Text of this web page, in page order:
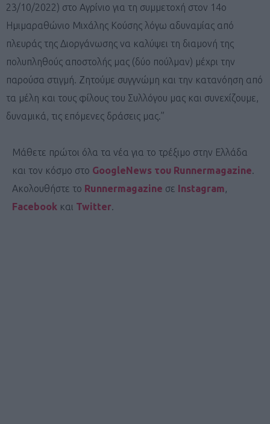
23/10/2022) στο Αγρίνιο για τη συμμετοχή στον 14ο
Ημιμαραθώνιο Μιχάλης Κούσης λόγω αδυναμίας από
πλευράς της Διοργάνωσης να καλύψει τη διαμονή της
πολυπληθούς αποστολής μας (δύο πούλμαν) μέχρι την
παρούσα στιγμή. Ζητούμε συγγνώμη και την κατανόηση από
τα μέλη και τους φίλους του Συλλόγου μας και συνεχίζουμε,
δυναμικά, τις επόμενες δράσεις μας.”
Μάθετε πρώτοι όλα τα νέα για το τρέξιμο στην Ελλάδα
και τον κόσμο στο GoogleNews του Runnermagazine.
Ακολουθήστε το Runnermagazine σε Instagram,
Facebook και Twitter.